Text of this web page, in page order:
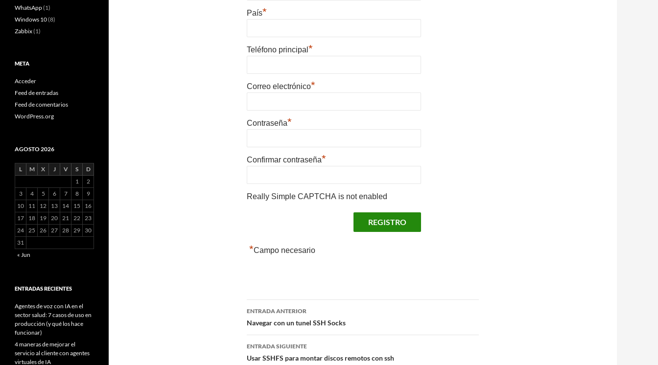
País*
Teléfono principal *
Correo electrónico*
Contraseña*
Confirmar contraseña*
Really Simple CAPTCHA is not enabled
*Campo necesario
Navegación
de
entradas
ENTRADA ANTERIOR
Navegar con un tunel SSH Socks
ENTRADA SIGUIENTE
Usar SSHFS para montar discos remotos con ssh
WhatsApp(1)
Windows 10(8)
Zabbix(1)
META
Acceder
Feed de entradas
Feed de comentarios
WordPress.org
AGOSTO 2026
L M X J V S
D
1
2
3
4 5 6 7 8
9
10
11 12 13 14 15
16
17
18 19 20 21 22
23
24
25 26 27 28 29
30
31
« Jun
ENTRADAS RECIENTES
Agentes de voz con IA en el
sector salud: 7 casos de uso en
producción (y qué los hace
funcionar)
4 maneras de mejorar el
servicio al cliente con agentes
virtuales de IA